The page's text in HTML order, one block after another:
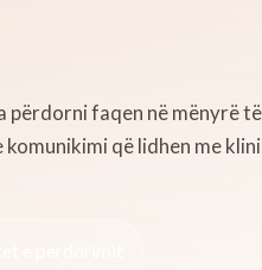
faqen në mënyrë
që lidhen me